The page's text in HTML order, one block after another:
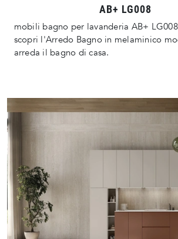
AB+ LG008
mobili bagno per lavanderia AB+
scopri l'Arredo Bagno in melaminico
arreda il bagno di casa.